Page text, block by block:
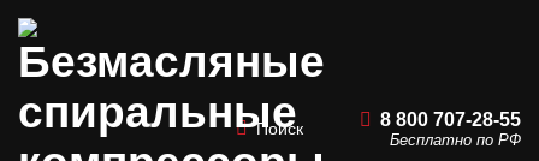
Поиск 8 800 707-28-55
Бесплатно по РФ